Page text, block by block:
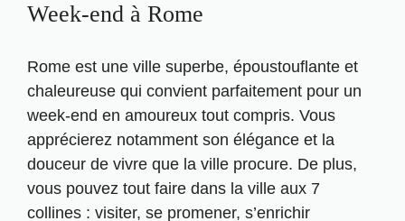
Week-end à Rome
Rome est une ville superbe, époustouflante et
chaleureuse qui convient parfaitement pour un
week-end en amoureux tout compris. Vous
apprécierez notamment son élégance et la
douceur de vivre que la ville procure. De plus,
vous pouvez tout faire dans la ville aux 7
collines : visiter, se promener, s’enrichir